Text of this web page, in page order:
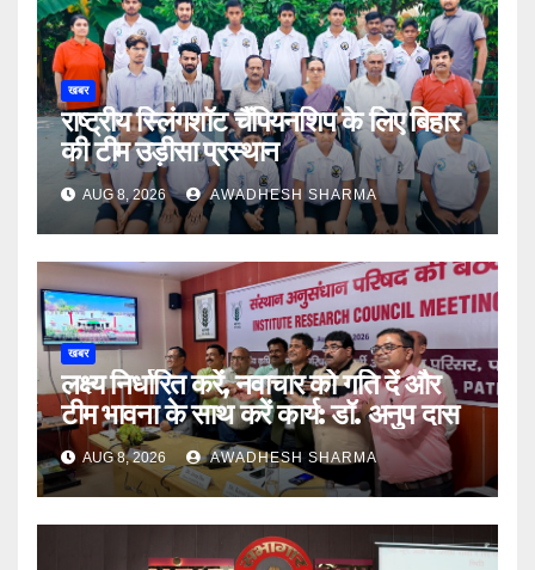
खबर
राष्ट्रीय स्लिंगशॉट चैंपियनशिप के लिए बिहार
की टीम उड़ीसा प्रस्थान
AUG 8, 2026 AWADHESH SHARMA
खबर
लक्ष्य निर्धारित करें, नवाचार को गति दें और
टीम भावना के साथ करें कार्य: डॉ. अनुप दास
AUG 8, 2026 AWADHESH SHARMA